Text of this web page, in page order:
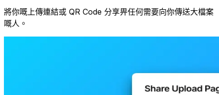
將你嘅上傳連結或 QR Code 分享畀任何需要向你傳送大檔案
嘅人。